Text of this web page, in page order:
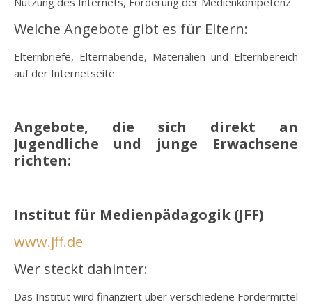
Welche Angebote gibt es für Eltern:
Elternbriefe, Elternabende, Materialien und Elternbereich
auf der Internetseite
Angebote, die sich direkt an
Jugendliche und junge Erwachsene
richten:
Institut für Medienpädagogik (JFF)
www.jff.de
Wer steckt dahinter:
Das Institut wird finanziert über verschiedene Fördermittel